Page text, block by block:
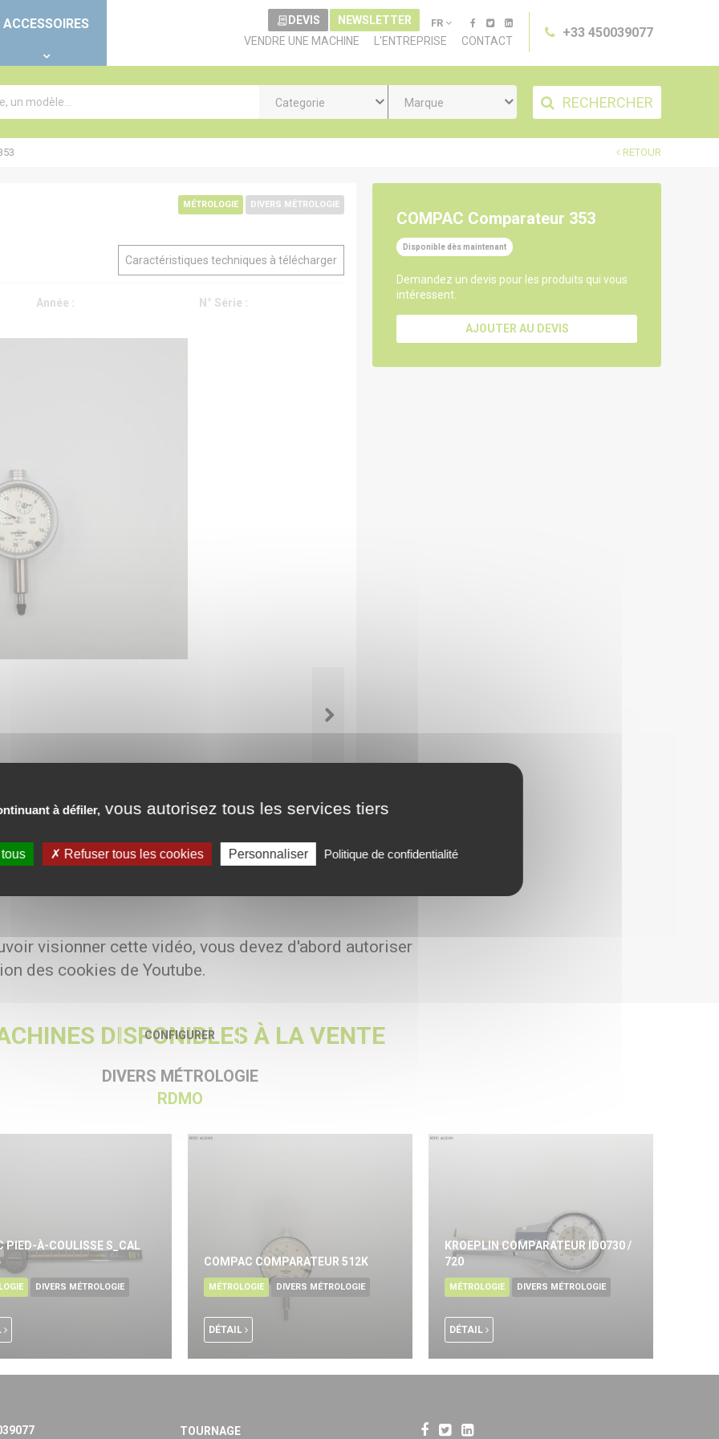
à défiler,vous autorisez tous les services tiers
Refuser tous les cookies Personnaliser Politique de confidentialité
ACCESSOIRES
+33 450039077
DEVIS NEWSLETTER FR
VENDRE UNE MACHINE L'ENTREPRISE CONTACT
Categorie Marque RECHERCHER
RETOUR
MÉTROLOGIE DIVERS MÉTROLOGIE
Caractéristiques techniques à télécharger
Année : N° Série :
[mm]
COMPAC Comparateur 353
Disponible dès maintenant
Demandez un devis pour les produits qui vous
intéressent.
AJOUTER AU DEVIS
visionner cette vidéo, vous devez d'abord autoriser
des cookies de Youtube.
CONFIGURER
DISPONIBLES À LA VENTE
DIVERS MÉTROLOGIE
RDMO
PIED-À-COULISSE S_CAL
DIVERS MÉTROLOGIE
COMPAC COMPARATEUR 512K
MÉTROLOGIE DIVERS MÉTROLOGIE
DÉTAIL
KROEPLIN COMPARATEUR ID0730 /
720
MÉTROLOGIE DIVERS MÉTROLOGIE
DÉTAIL
TOURNAGE